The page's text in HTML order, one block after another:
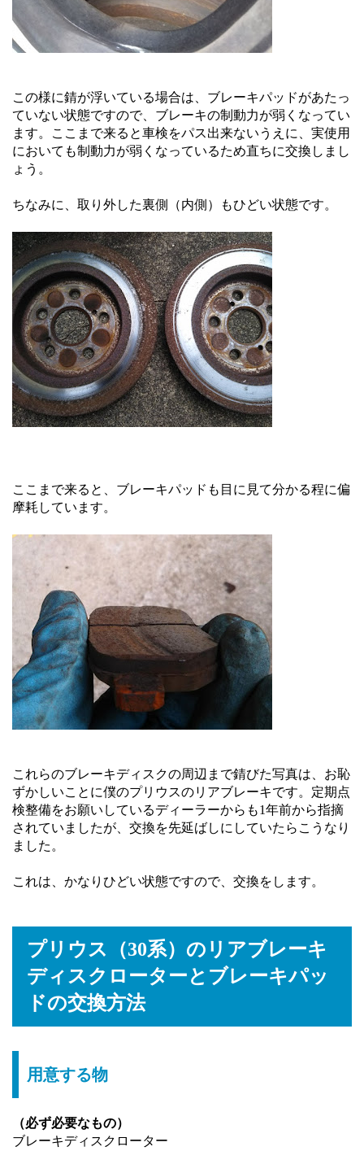
この様に錆が浮いている場合は、ブレーキパッドがあたっ
ていない状態ですので、ブレーキの制動力が弱くなってい
ます。ここまで来ると車検をパス出来ないうえに、実使用
においても制動力が弱くなっているため直ちに交換しまし
ょう。
ちなみに、取り外した裏側（内側）もひどい状態です。
ここまで来ると、ブレーキパッドも目に見て分かる程に偏
摩耗しています。
これらのブレーキディスクの周辺まで錆びた写真は、お恥
ずかしいことに僕のプリウスのリアブレーキです。定期点
検整備をお願いしているディーラーからも1年前から指摘
されていましたが、交換を先延ばしにしていたらこうなり
ました。
これは、かなりひどい状態ですので、交換をします。
プリウス（30系）のリアブレーキ
ディスクローターとブレーキパッ
ドの交換方法
用意する物
（必ず必要なもの）
ブレーキディスクローター